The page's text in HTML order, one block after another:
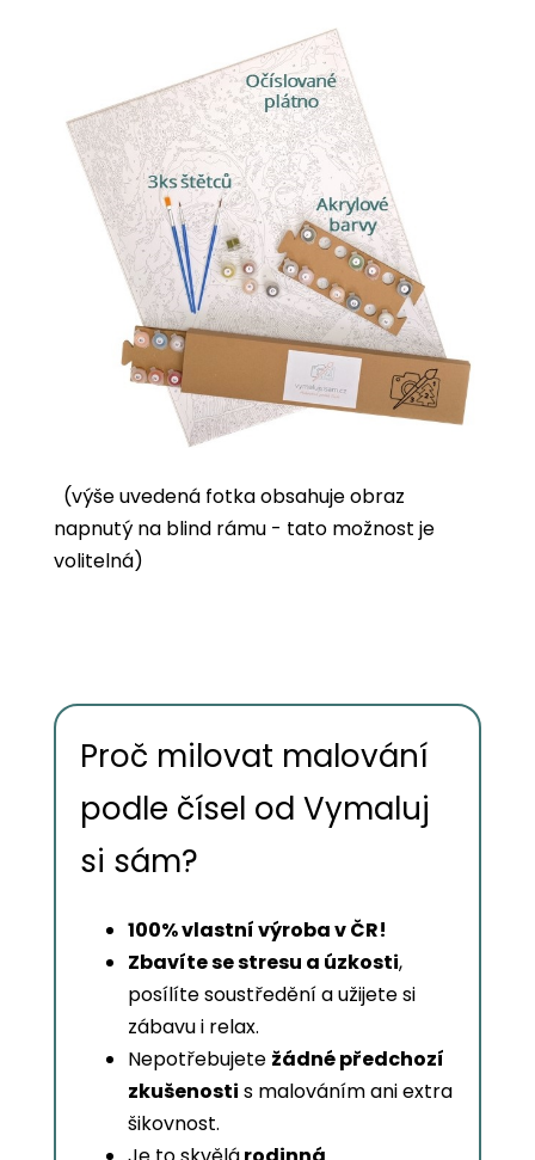
(výše uvedená fotka obsahuje obraz
napnutý na blind rámu - tato možnost je
volitelná)
Proč milovat malování
podle čísel od Vymaluj
si sám?
100% vlastní výroba v ČR!
Zbavíte se stresu a úzkosti,
posílíte soustředění a užijete si
zábavu i relax.
Nepotřebujete žádné předchozí
zkušenosti s malováním ani extra
šikovnost.